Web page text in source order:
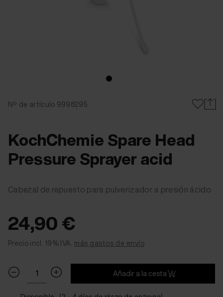
Nº de artículo 9998295
KochChemie Spare Head
Pressure Sprayer acid
Cabezal de repuesto para pulverizador a presión ácido
24,90 €
Precio incl. 19% IVA. más gastos de envío
Añadir a la cesta